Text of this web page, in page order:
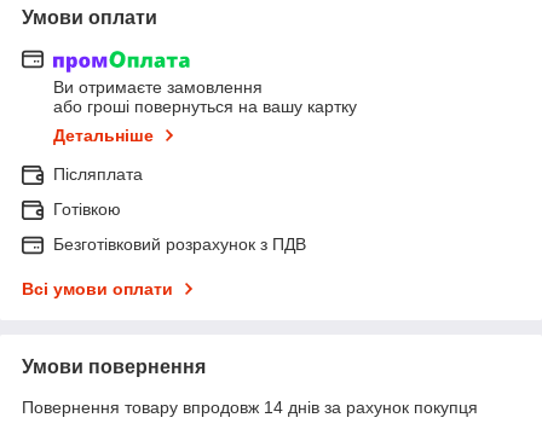
Умови оплати
Ви отримаєте замовлення
або гроші повернуться на вашу картку
Детальніше
Післяплата
Готівкою
Безготівковий розрахунок з ПДВ
Всі умови оплати
Умови повернення
Повернення товару впродовж 14 днів за рахунок покупця